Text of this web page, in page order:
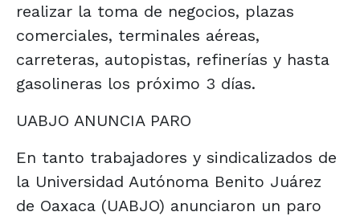
realizar la toma de negocios, plazas
comerciales, terminales aéreas,
carreteras, autopistas, refinerías y hasta
gasolineras los próximo 3 días.
UABJO ANUNCIA PARO
En tanto trabajadores y sindicalizados de
la Universidad Autónoma Benito Juárez
de Oaxaca (UABJO) anunciaron un paro